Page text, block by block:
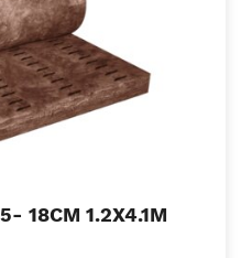
18CM 1.2X4.1M